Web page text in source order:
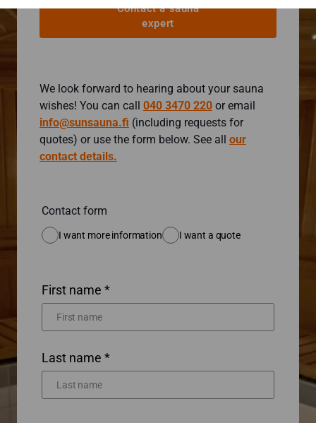
Contact a sauna
expert
We look forward to hearing about your sauna
wishes! You can call 040 3470 220 or email
info@sunsauna.fi (including requests for
quotes) or use the form below. See all our
contact details.
Contact form
I want more information I want a quote
First name *
Last name *